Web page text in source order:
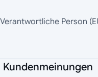
Verantwortliche Person
Kundenmeinungen